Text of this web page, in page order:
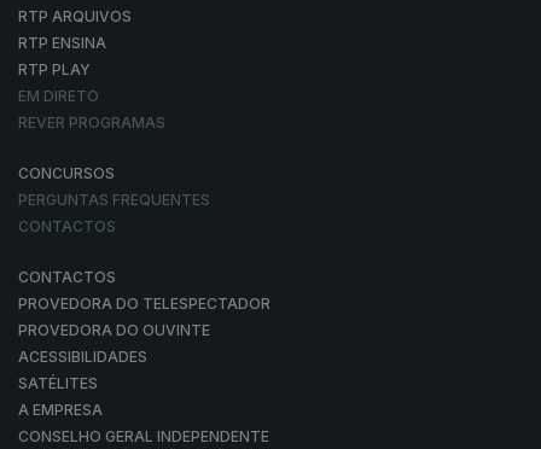
RTP ARQUIVOS
RTP ENSINA
RTP PLAY
EM DIRETO
REVER PROGRAMAS
CONCURSOS
PERGUNTAS FREQUENTES
CONTACTOS
CONTACTOS
PROVEDORA DO TELESPECTADOR
PROVEDORA DO OUVINTE
ACESSIBILIDADES
SATÉLITES
A EMPRESA
CONSELHO GERAL INDEPENDENTE